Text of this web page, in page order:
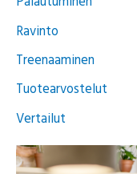
c
h
f
o
r
Ravinto
Treenaaminen
Tuotearvostelut
Vertailut